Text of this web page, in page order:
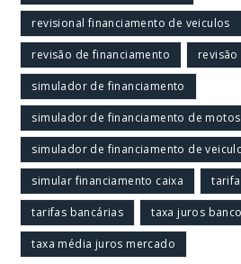
revisional financiamento de veiculos
revisão de financiamento
simulador de financiamento
simulador de financiamento de motos
simulador de financiamento de
simular financiamento caixa
tarifas bancárias taxa juros
taxa média juros mercado